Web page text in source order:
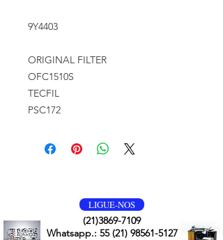
9Y4403
ORIGINAL FILTER
OFC1510S
TECFIL
PSC172
LIGUE-NOS
(21)3869-7109
Whatsapp.: 55 (21) 98561-5127